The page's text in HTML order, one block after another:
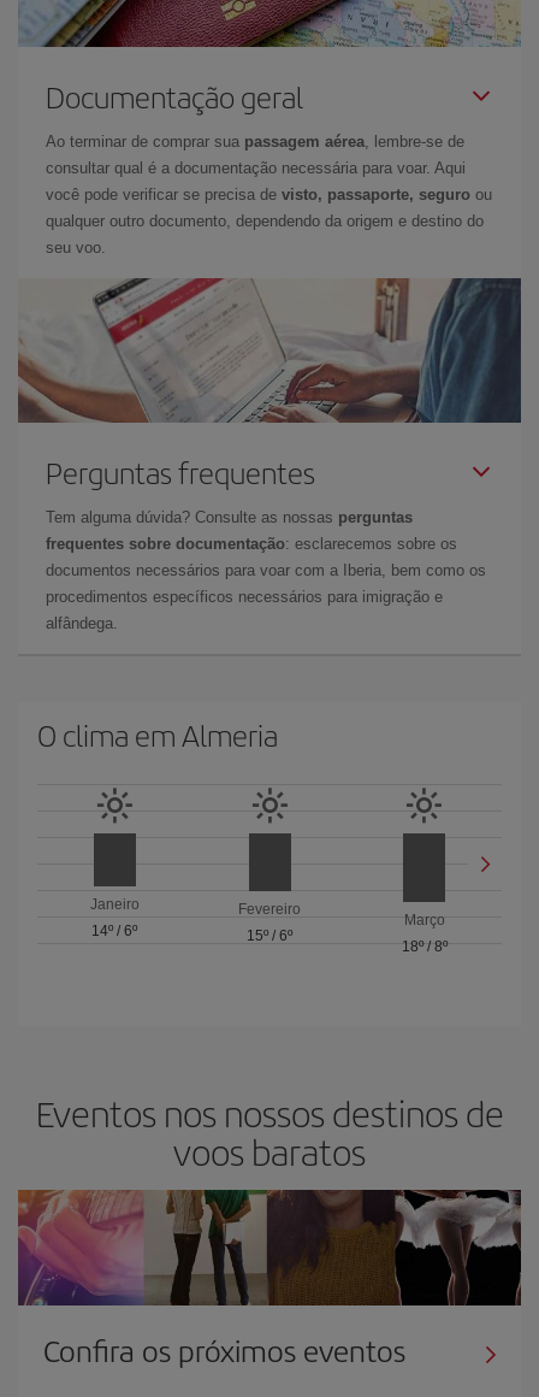
Documentação geral
Ao terminar de comprar sua passagem aérea , lembre-se de
consultar qual é a documentação necessária para voar. Aqui
você pode verificar se precisa de visto, passaporte, seguro ou
qualquer outro documento, dependendo da origem e destino do
seu voo.
Perguntas frequentes
Tem alguma dúvida? Consulte as nossas perguntas
frequentes sobre documentação: esclarecemos sobre os
documentos necessários para voar com a Iberia, bem como os
procedimentos específicos necessários para imigração e
alfândega.
O clima em Almeria
Janeiro
14º /6º
Fevereiro
15º / 6º
Março
18º/ 8º
Eventos nos nossos destinos de
voos baratos
Confira os próximos eventos